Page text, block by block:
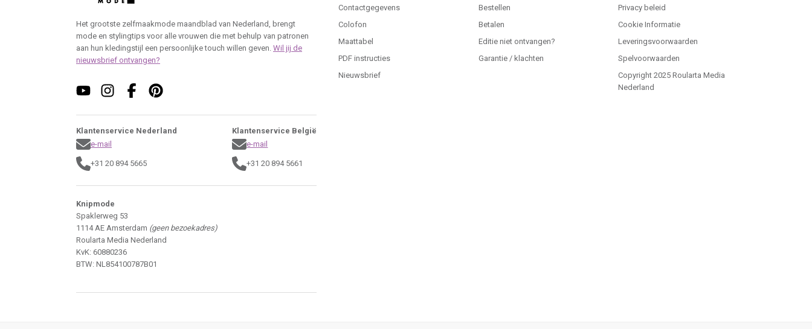
Het grootste zelfmaakmode maandblad van Nederland, brengt
mode en stylingtips voor alle vrouwen die met behulp van patronen
aan hun kledingstijl een persoonlijke touch willen geven. Wil jij de
nieuwsbrief ontvangen?
Klantenservice Nederland
e-mail
+31 20 894 5665
Klantenservice België
e-mail
+31 20 894 5661
Knipmode
Spaklerweg 53
1114 AE Amsterdam (geen bezoekadres)
Roularta Media Nederland
KvK: 60880236
BTW: NL854100787B01
Contactgegevens
Colofon
Maattabel
PDF instructies
Nieuwsbrief
Bestellen
Betalen
Editie niet ontvangen?
Garantie / klachten
Privacy beleid
Cookie Informatie
Leveringsvoorwaarden
Spelvoorwaarden
Copyright 2025 Roularta Media
Nederland